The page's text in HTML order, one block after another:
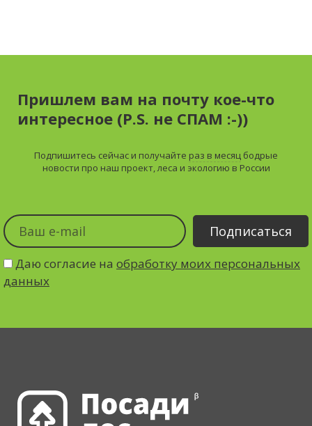
Пришлем вам на почту кое-что
интересное (P.S. не СПАМ :-))
Подпишитесь сейчас и получайте раз в месяц бодрые
новости про наш проект, леса и экологию в России
Даю согласие на обработку моих персональных
данных